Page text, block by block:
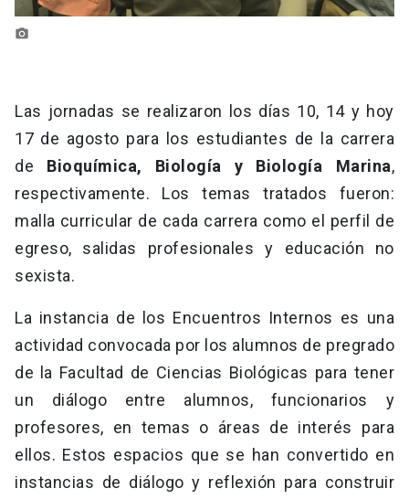
photo_camera
Las jornadas se realizaron los días 10, 14 y hoy
17 de agosto para los estudiantes de la carrera
de Bioquímica, Biología y Biología Marina,
respectivamente. Los temas tratados fueron:
malla curricular de cada carrera como el perfil de
egreso, salidas profesionales y educación no
sexista.
La instancia de los Encuentros Internos es una
actividad convocada por los alumnos de pregrado
de la Facultad de Ciencias Biológicas para tener
un diálogo entre alumnos, funcionarios y
profesores, en temas o áreas de interés para
ellos. Estos espacios que se han convertido en
instancias de diálogo y reflexión para construir